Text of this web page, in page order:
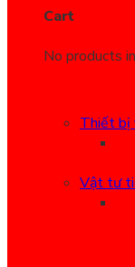
Cart
No products
Thiết bị
Vật tư